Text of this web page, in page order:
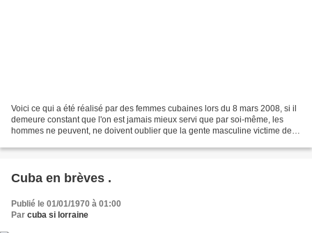
Voici ce qui a été réalisé par des femmes cubaines lors du 8 mars 2008, si il
demeure constant que l'on est jamais mieux servi que par soi-même, les
hommes ne peuvent, ne doivent oublier que la gente masculine victime de
Cuba en brèves .
Publié le 01/01/1970 à 01:00
Par cuba si lorraine